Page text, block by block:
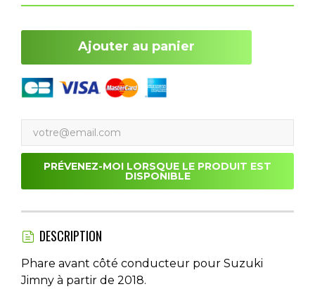
Ajouter au panier
PRÉVENEZ-MOI LORSQUE LE PRODUIT EST
DISPONIBLE
DESCRIPTION
Phare avant côté conducteur pour Suzuki
Jimny à partir de 2018.